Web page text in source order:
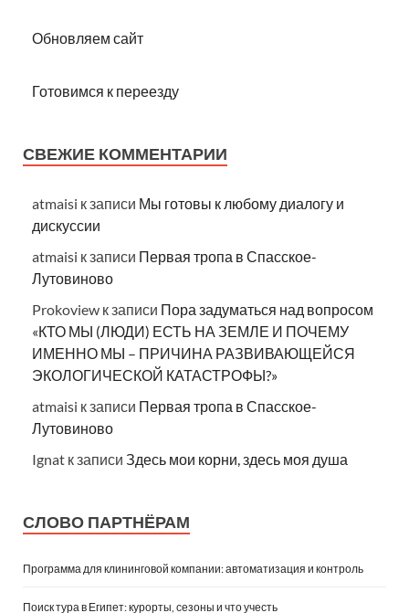
Обновляем сайт
Готовимся к переезду
СВЕЖИЕ КОММЕНТАРИИ
atmaisi к записи Мы готовы к любому диалогу и
дискуссии
atmaisi к записи Первая тропа в Спасское-
Лутовиново
Prokoview к записи Пора задуматься над вопросом
«КТО МЫ (ЛЮДИ) ЕСТЬ НА ЗЕМЛЕ И ПОЧЕМУ
ИМЕННО МЫ – ПРИЧИНА РАЗВИВАЮЩЕЙСЯ
ЭКОЛОГИЧЕСКОЙ КАТАСТРОФЫ?»
atmaisi к записи Первая тропа в Спасское-
Лутовиново
Ignat к записи Здесь мои корни, здесь моя душа
СЛОВО ПАРТНЁРАМ
Программа для клининговой компании: автоматизация и контроль
Поиск тура в Египет: курорты, сезоны и что учесть